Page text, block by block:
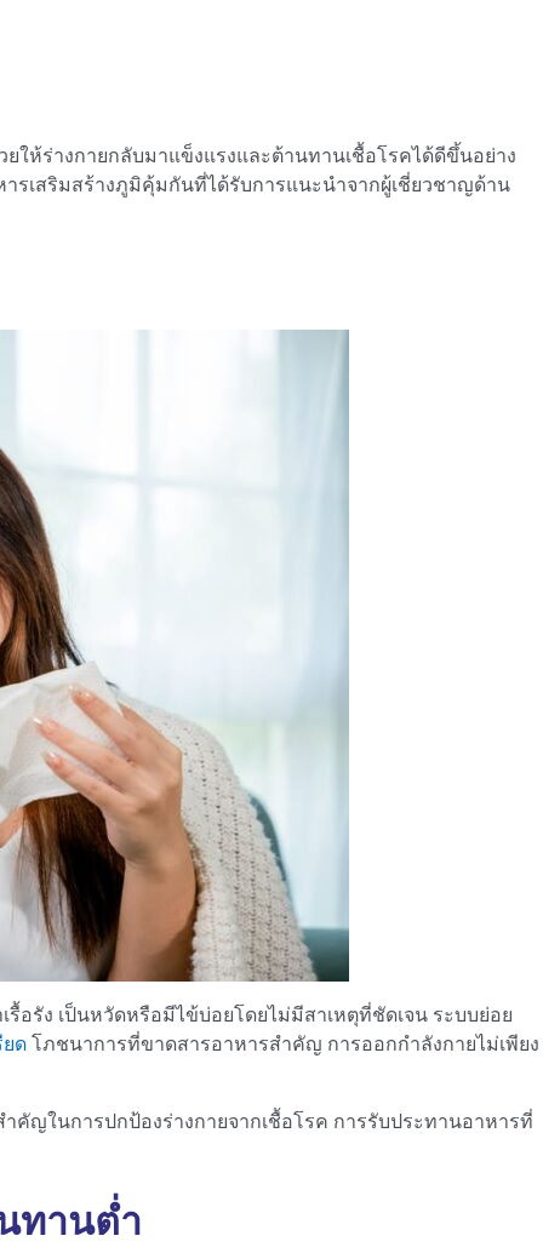
ห้ร่างกายกลับมาแข็งแรงและต้านทานเชื้อโรคได้ดีขึ้นอย่าง
รเสริมสร้างภูมิคุ้มกันที่ได้รับการแนะนำจากผู้เชี่ยวชาญด้าน
รัง เป็นหวัดหรือมีไข้บ่อยโดยไม่มีสาเหตุที่ชัดเจน ระบบย่อย
ยด โภชนาการที่ขาดสารอาหารสำคัญ การออกกำลังกายไม่เพียง
คัญในการปกป้องร่างกายจากเชื้อโรค การรับประทานอาหารที่
ทานต่ำ